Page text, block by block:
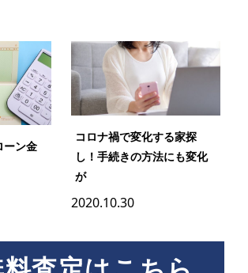
ーン金
コロナ禍で変化する家探
し！手続きの方法にも変化
が
2020.10.30